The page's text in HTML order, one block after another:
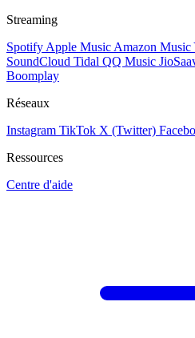
Streaming
Spotify Apple Music Amazon Music
SoundCloud Tidal QQ Music
Boomplay
Réseaux
Instagram TikTok X (Twitter)
Ressources
Centre d'aide